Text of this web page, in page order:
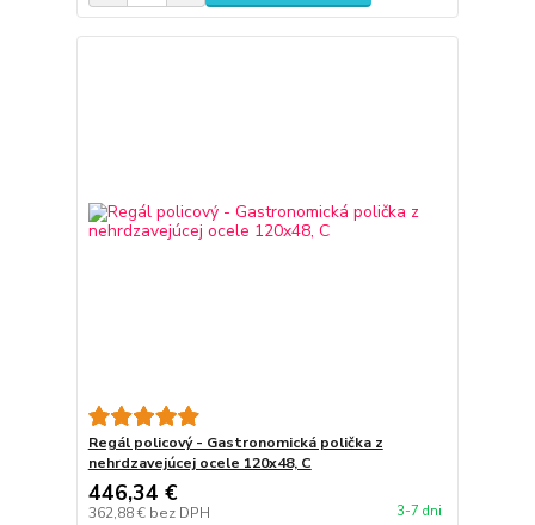
Regál policový - Gastronomická polička z
nehrdzavejúcej ocele 120x48, C
446,34 €
362,88 € bez DPH 3-7 dni